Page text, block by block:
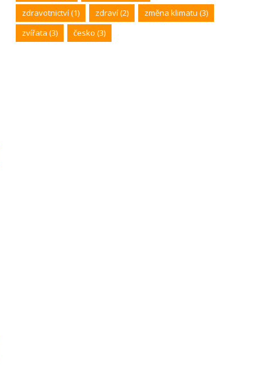
zdravotnictví(1) zdraví(2) změna klimatu (3)
zvířata (3) česko (3)